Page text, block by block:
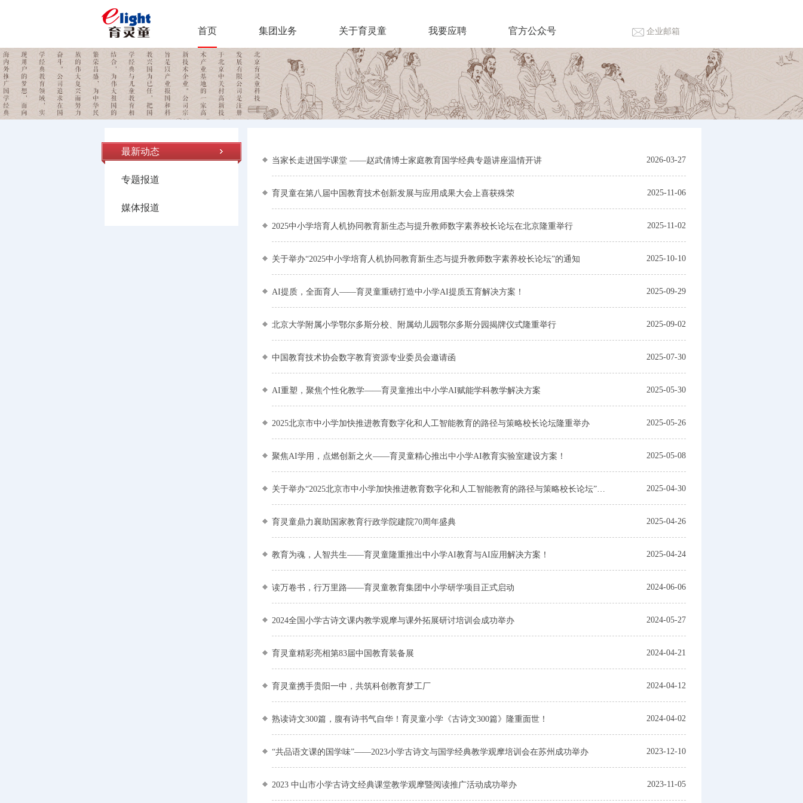
首页 集团业务 关于育灵童 我要应聘 官方公众号 企业邮箱
最新动态
专题报道
媒体报道
当家长走进国学课堂 ——赵武倩博士家庭教育国学经典专题讲座温情开讲 2026-03-27
育灵童在第八届中国教育技术创新发展与应用成果大会上喜获殊荣 2025-11-06
2025中小学培育人机协同教育新生态与提升教师数字素养校长论坛在北京隆重举行 2025-11-02
关于举办“2025中小学培育人机协同教育新生态与提升教师数字素养校长论坛”的通知 2025-10-10
AI提质，全面育人——育灵童重磅打造中小学AI提质五育解决方案！ 2025-09-29
北京大学附属小学鄂尔多斯分校、附属幼儿园鄂尔多斯分园揭牌仪式隆重举行 2025-09-02
中国教育技术协会数字教育资源专业委员会邀请函 2025-07-30
AI重塑，聚焦个性化教学——育灵童推出中小学AI赋能学科教学解决方案 2025-05-30
2025北京市中小学加快推进教育数字化和人工智能教育的路径与策略校长论坛隆重举办 2025-05-26
聚焦AI学用，点燃创新之火——育灵童精心推出中小学AI教育实验室建设方案！ 2025-05-08
关于举办“2025北京市中小学加快推进教育数字化和人工智能教育的路径与策略校长论坛”的通知 2025-04-30
育灵童鼎力襄助国家教育行政学院建院70周年盛典 2025-04-26
教育为魂，人智共生——育灵童隆重推出中小学AI教育与AI应用解决方案！ 2025-04-24
读万卷书，行万里路——育灵童教育集团中小学研学项目正式启动 2024-06-06
2024全国小学古诗文课内教学观摩与课外拓展研讨培训会成功举办 2024-05-27
育灵童精彩亮相第83届中国教育装备展 2024-04-21
育灵童携手贵阳一中，共筑科创教育梦工厂 2024-04-12
熟读诗文300篇，腹有诗书气自华！育灵童小学《古诗文300篇》隆重面世！ 2024-04-02
“共品语文课的国学味”——2023小学古诗文与国学经典教学观摩培训会在苏州成功举办 2023-12-10
2023 中山市小学古诗文经典课堂教学观摩暨阅读推广活动成功举办 2023-11-05